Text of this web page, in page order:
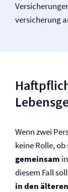
versicherung
Wenn zwei
keine Rolle,
gemeinsam
diesem Fall
in den